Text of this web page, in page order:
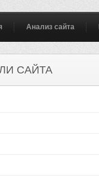
Анализ сайта
САЙТА